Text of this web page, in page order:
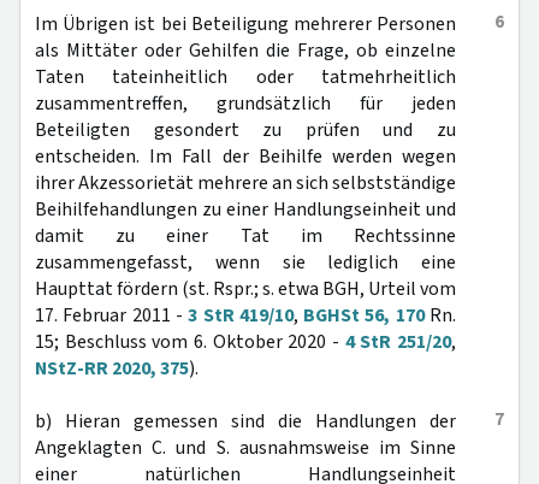
6
Im Übrigen ist bei Beteiligung mehrerer Personen
als Mittäter oder Gehilfen die Frage, ob einzelne
Taten tateinheitlich oder tatmehrheitlich
zusammentreffen, grundsätzlich für jeden
Beteiligten gesondert zu prüfen und zu
entscheiden. Im Fall der Beihilfe werden wegen
ihrer Akzessorietät mehrere an sich selbstständige
Beihilfehandlungen zu einer Handlungseinheit und
damit zu einer Tat im Rechtssinne
zusammengefasst, wenn sie lediglich eine
Haupttat fördern (st. Rspr.; s. etwa BGH, Urteil vom
17. Februar 2011 -3 StR 419/10, BGHSt 56, 170Rn.
15; Beschluss vom 6. Oktober 2020 - 4 StR 251/20,
NStZ-RR 2020, 375).
7
b) Hieran gemessen sind die Handlungen der
Angeklagten C. und S. ausnahmsweise im Sinne
einer natürlichen Handlungseinheit